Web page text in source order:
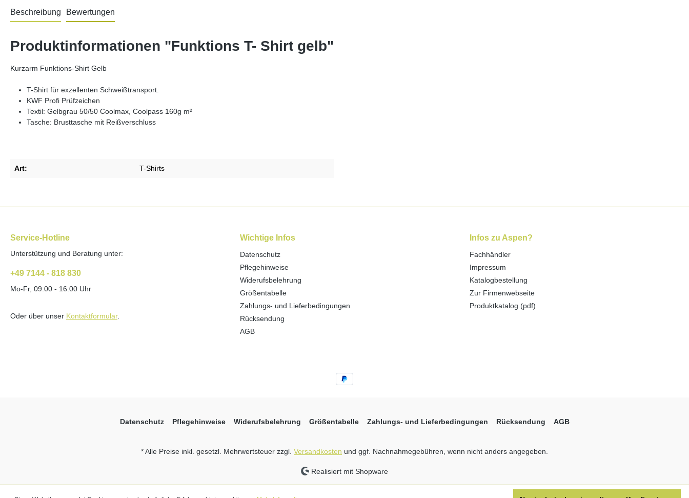
Beschreibung Bewertungen
Produktinformationen "Funktions T- Shirt gelb"
Kurzarm Funktions-Shirt Gelb
T-Shirt für exzellenten Schweißtransport.
KWF Profi Prüfzeichen
Textil: Gelbgrau 50/50 Coolmax, Coolpass 160g m²
Tasche: Brusttasche mit Reißverschluss
Art: T-Shirts
Service-Hotline
Unterstützung und Beratung unter:
+49 7144 - 818 830
Mo-Fr, 09:00 - 16:00 Uhr
Oder über unser Kontaktformular.
Wichtige Infos
Datenschutz
Pflegehinweise
Widerufsbelehrung
Größentabelle
Zahlungs- und Lieferbedingungen
Rücksendung
AGB
Infos zu Aspen?
Fachhändler
Impressum
Katalogbestellung
Zur Firmenwebseite
Produktkatalog (pdf)
Datenschutz Pflegehinweise Widerufsbelehrung Größentabelle Zahlungs- und Lieferbedingungen Rücksendung AGB
* Alle Preise inkl. gesetzl. Mehrwertsteuer zzgl. Versandkosten und ggf. Nachnahmegebühren, wenn nicht anders angegeben.
Realisiert mit Shopware